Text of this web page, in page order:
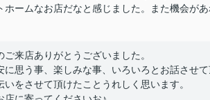
ームなお店だなと感じました。また機会があ
来店ありがとうございました。
思う事、楽しみな事、いろいろとお話させて
をさせて頂けたことうれしく思います。